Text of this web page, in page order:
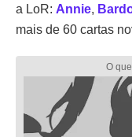
a LoR: Annie,
mais de 60 cartas